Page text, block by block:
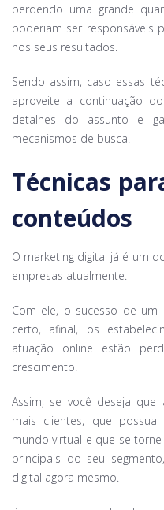
perdendo uma grande
poderiam ser responsáveis
nos seus resultados.
Sendo assim, caso essas
aproveite a continuação
detalhes do assunto e
mecanismos de busca.
Técnicas
conteúdos
O marketing digital já é um
empresas atualmente.
Com ele, o sucesso de
certo, afinal, os
atuação online estão
crescimento.
Assim, se você deseja
mais clientes, que possua
mundo virtual e que se
principais do seu
digital agora mesmo.